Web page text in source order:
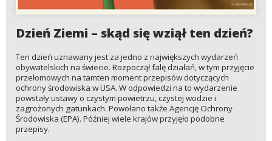
Dzień Ziemi – skąd się wziął ten dzień?
Ten dzień uznawany jest za jedno z największych wydarzeń
obywatelskich na świecie. Rozpoczął falę działań, w tym przyjęcie
przełomowych na tamten moment przepisów dotyczących
ochrony środowiska w USA. W odpowiedzi na to wydarzenie
powstały ustawy o czystym powietrzu, czystej wodzie i
zagrożonych gatunkach. Powołano także Agencję Ochrony
Środowiska (EPA). Później wiele krajów przyjęło podobne
przepisy.